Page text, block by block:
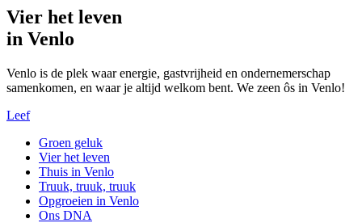
Vier het leven
in Venlo
Venlo is de plek waar energie, gastvrijheid en ondernemerschap
samenkomen, en waar je altijd welkom bent. We zeen ôs in Venlo!
Leef
Groen geluk
Vier het leven
Thuis in Venlo
Truuk, truuk, truuk
Opgroeien in Venlo
Ons DNA